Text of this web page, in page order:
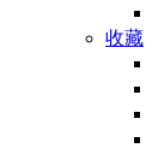
收藏